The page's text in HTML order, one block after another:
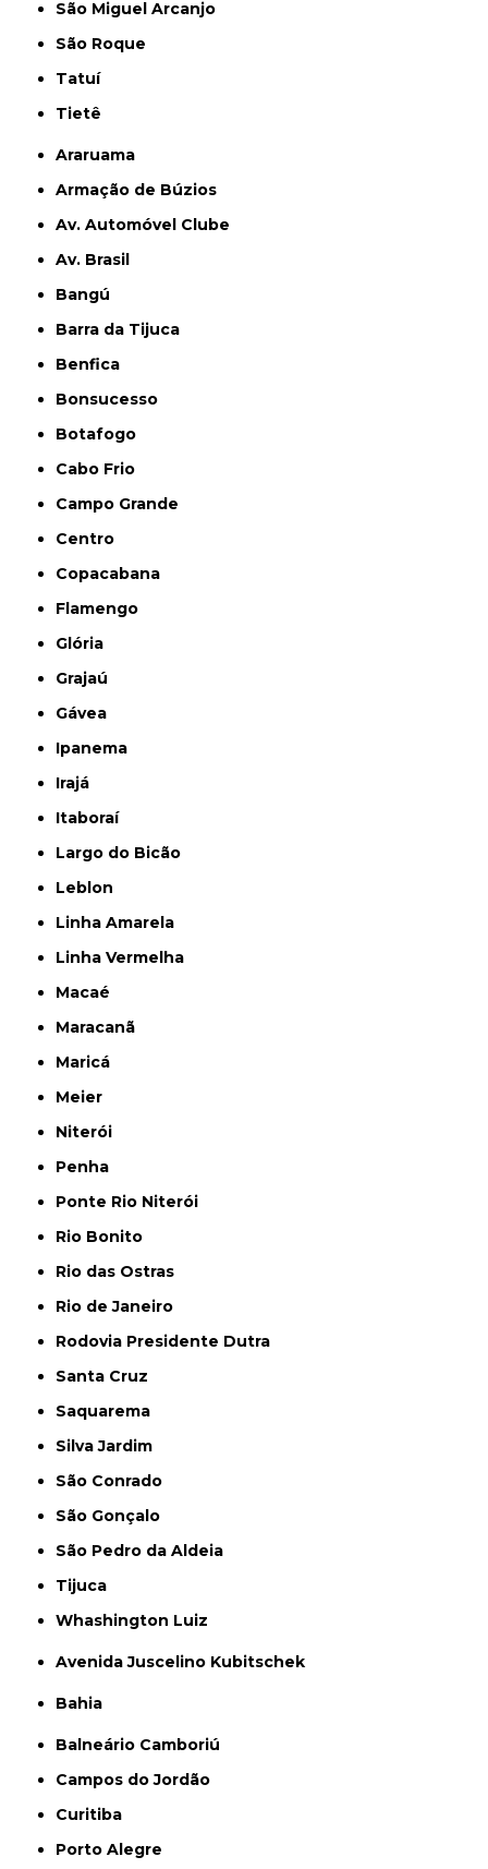
São Miguel Arcanjo
São Roque
Tatuí
Tietê
Araruama
Armação de Búzios
Av. Automóvel Clube
Av. Brasil
Bangú
Barra da Tijuca
Benfica
Bonsucesso
Botafogo
Cabo Frio
Campo Grande
Centro
Copacabana
Flamengo
Glória
Grajaú
Gávea
Ipanema
Irajá
Itaboraí
Largo do Bicão
Leblon
Linha Amarela
Linha Vermelha
Macaé
Maracanã
Maricá
Meier
Niterói
Penha
Ponte Rio Niterói
Rio Bonito
Rio das Ostras
Rio de Janeiro
Rodovia Presidente Dutra
Santa Cruz
Saquarema
Silva Jardim
São Conrado
São Gonçalo
São Pedro da Aldeia
Tijuca
Whashington Luiz
Avenida Juscelino Kubitschek
Bahia
Balneário Camboriú
Campos do Jordão
Curitiba
Porto Alegre